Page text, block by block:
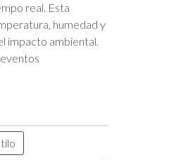
real. Esta
humedad y
impacto ambiental.